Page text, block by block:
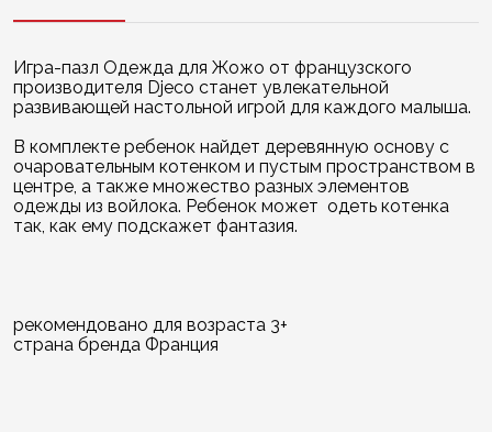
Игра-пазл Одежда для Жожо от французского
производителя Djeco станет увлекательной
развивающей настольной игрой для каждого малыша.
В комплекте ребенок найдет деревянную основу с
очаровательным котенком и пустым пространством в
центре, а также множество разных элементов
одежды из войлока. Ребенок может одеть котенка
так, как ему подскажет фантазия.
рекомендовано для возраста 3+
страна бренда Франция